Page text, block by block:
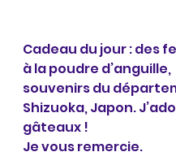
Cadeau du jour : des
à la poudre d’anguille,
souvenirs du
Shizuoka, Japon.
gâteaux !
Je vous remercie.